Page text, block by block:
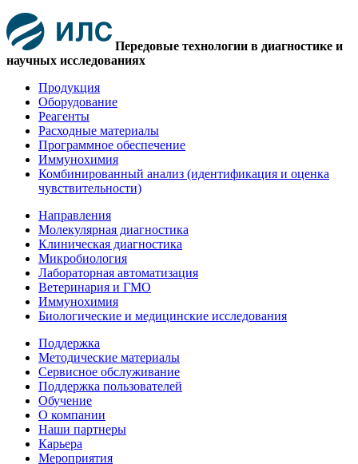
Передовые технологии в диагностике и
научных исследованиях
Продукция
Оборудование
Реагенты
Расходные материалы
Программное обеспечение
Иммунохимия
Комбинированный анализ (идентификация и оценка
чувствительности)
Направления
Молекулярная диагностика
Клиническая диагностика
Микробиология
Лабораторная автоматизация
Ветеринария и ГМО
Иммунохимия
Биологические и медицинские исследования
Поддержка
Методические материалы
Сервисное обслуживание
Поддержка пользователей
Обучение
О компании
Наши партнеры
Карьера
Мероприятия